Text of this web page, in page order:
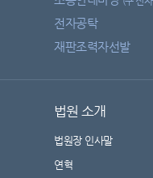
전자공탁
재판조력자선발
법원 소개
법원장 인사말
연혁